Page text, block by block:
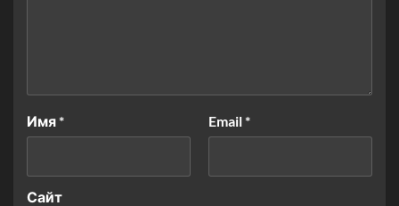
Имя* Email*
Сайт